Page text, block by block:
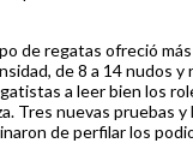
de regatas ofreció
de 8 a 14 nudos y
a leer bien los
Tres nuevas pruebas
de perfilar los